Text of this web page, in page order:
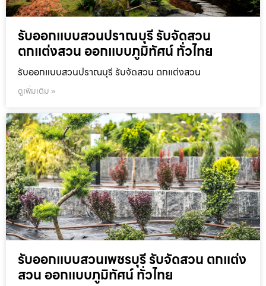
รับออกแบบสวนปราณบุรี รับจัดสวน
ตกแต่งสวน ออกแบบภูมิทัศน์ ทั่วไทย
รับออกแบบสวนปราณบุรี รับจัดสวน ตกแต่งสวน
ดูเพิ่มเติม »
รับออกแบบสวนเพชรบุรี รับจัดสวน ตกแต่ง
สวน ออกแบบภูมิทัศน์ ทั่วไทย